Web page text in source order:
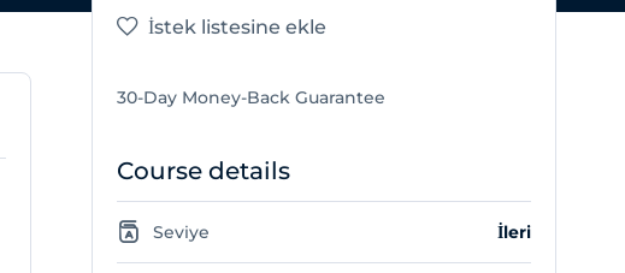
İstek listesine ekle
30-Day Money-Back Guarantee
Course details
Seviye İleri